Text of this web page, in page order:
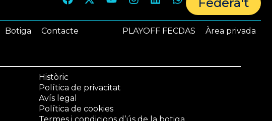
Botiga Contacte PLAYOFF FECDAS Àrea privada
Històric
Política de privacitat
Avís legal
Política de cookies
Termes i condicions d’ús de la botiga